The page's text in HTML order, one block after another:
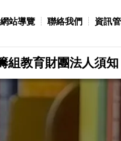
網站導覽 聯絡我們 資訊
組教育財團法人須知